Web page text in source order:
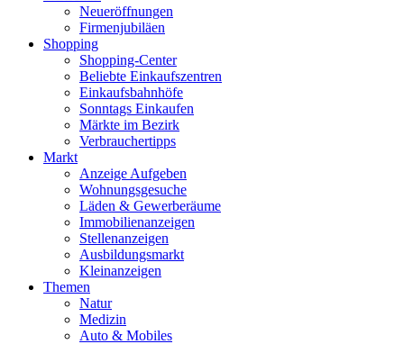
Neueröffnungen
Firmenjubiläen
Shopping
Shopping-Center
Beliebte Einkaufszentren
Einkaufsbahnhöfe
Sonntags Einkaufen
Märkte im Bezirk
Verbrauchertipps
Markt
Anzeige Aufgeben
Wohnungsgesuche
Läden & Gewerberäume
Immobilienanzeigen
Stellenanzeigen
Ausbildungsmarkt
Kleinanzeigen
Themen
Natur
Medizin
Auto & Mobiles